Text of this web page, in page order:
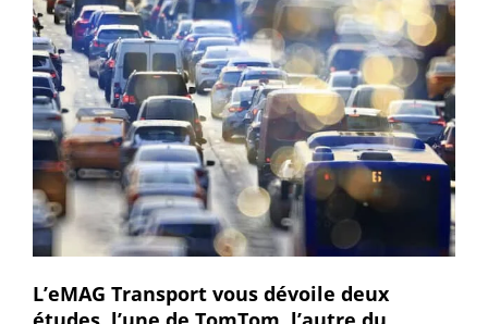
L’eMAG Transport vous dévoile deux